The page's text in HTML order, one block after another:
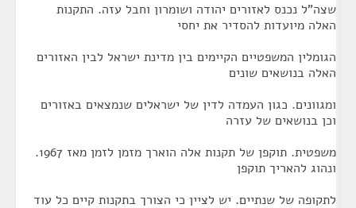
שצה"ל נכנס לאזורים יהודה ושומרון וחבל עזה. התקנות
האלה מיועדות להסדיר את יחסי
הגומלין המשפטיים הקיימים בין מדינת ישראל לבין האזורים
האלה בנושאים שונים
ומגוונים. כגון העמדה לדין של ישראלים שנמצאים באזורים
וכן בנושאים של עזרה
משפטית. תוקפן של תקנות אלה הוארך מזמן לזמן מאז 1967.
ונהוג להאריך תוקפן
לתקופה של שנתיים. יש לציין כי הצורך בתקנות קיים כל עוד